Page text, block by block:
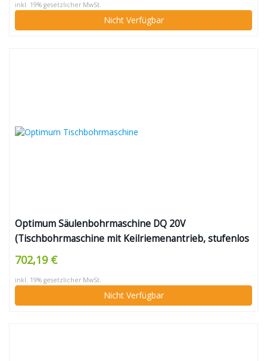
inkl. 19% gesetzlicher MwSt.
Nicht Verfügbar
Optimum Säulenbohrmaschine DQ 20V
(Tischbohrmaschine mit Keilriemenantrieb, stufenlos
einstellbarer Drehzahl, Arbeitsfläche 243×243 mm,
Pinolenhub 80 mm, Aufnahme MK 2)
702,19 €
inkl. 19% gesetzlicher MwSt.
Nicht Verfügbar